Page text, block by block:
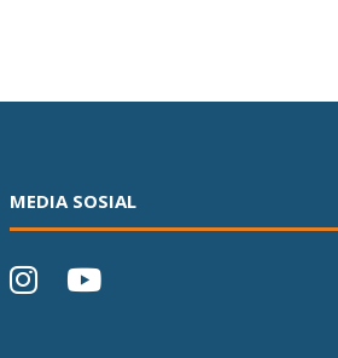
MEDIA SOSIAL